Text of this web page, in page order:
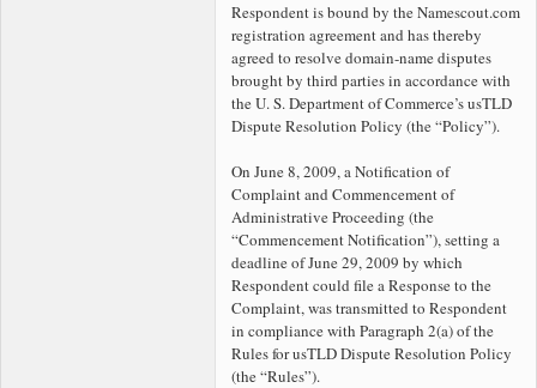
Respondent is bound by the Namescout.com
registration agreement and has thereby
agreed to resolve domain-name disputes
brought by third parties in accordance with
the U. S. Department of Commerce’s usTLD
Dispute Resolution Policy (the “Policy”).
On June 8, 2009, a Notification of
Complaint and Commencement of
Administrative Proceeding (the
“Commencement Notification”), setting a
deadline of June 29, 2009 by which
Respondent could file a Response to the
Complaint, was transmitted to Respondent
in compliance with Paragraph 2(a) of the
Rules for usTLD Dispute Resolution Policy
(the “Rules”).